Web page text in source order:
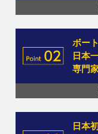
ボー
日本
専門
日本